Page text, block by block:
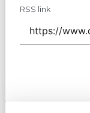
RSS link